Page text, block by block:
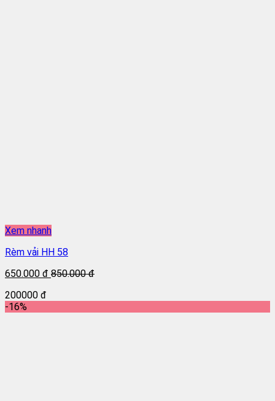
Xem nhanh
Rèm vải HH 58
650.000 đ 850.000 đ
200000 đ
-16%